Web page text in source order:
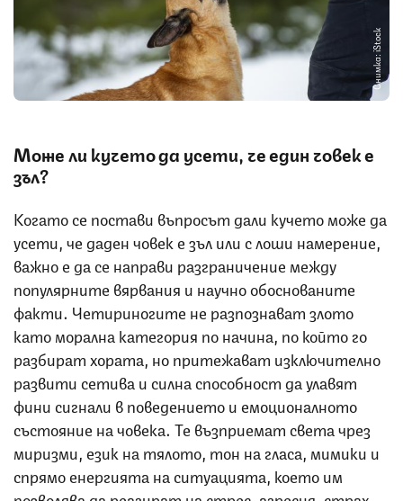
Снимка: iStock
Може ли кучето да усети, че един човек е
зъл?
Когато се постави въпросът дали кучето може да
усети, че даден човек е зъл или с лоши намерение,
важно е да се направи разграничение между
популярните вярвания и научно обоснованите
факти. Четириногите не разпознават злото
като морална категория по начина, по който го
разбират хората, но притежават изключително
развити сетива и силна способност да улавят
фини сигнали в поведението и емоционалното
състояние на човека. Те възприемат света чрез
миризми, език на тялото, тон на гласа, мимики и
спрямо енергията на ситуацията, което им